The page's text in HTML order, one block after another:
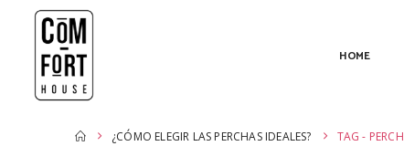
HOME
¿CÓMO ELEGIR LAS PERCHAS IDEALES? TAG -